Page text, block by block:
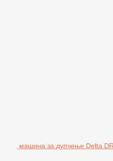
машина за дупчење Delta